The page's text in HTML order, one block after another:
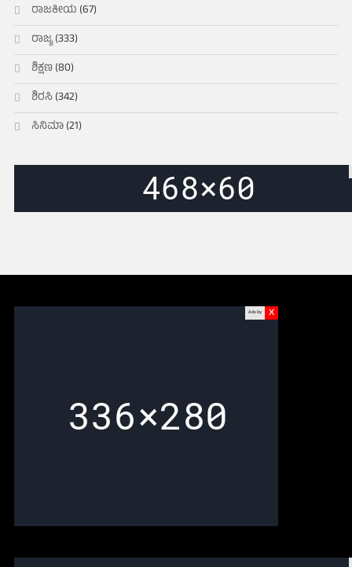
ರಾಜಕೀಯ (67)
ರಾಜ್ಯ(333)
ಶಿಕ್ಷಣ(80)
ಶಿರಸಿ (342)
ಸಿನಿಮಾ(21)
Ads by x